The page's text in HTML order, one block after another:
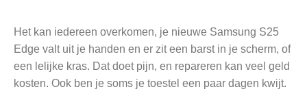
Het kan iedereen overkomen, je nieuwe Samsung S25
Edge valt uit je handen en er zit een barst in je scherm, of
een lelijke kras. Dat doet pijn, en repareren kan veel geld
kosten. Ook ben je soms je toestel een paar dagen kwijt.